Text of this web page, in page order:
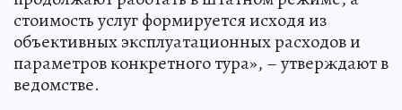
стоимость услуг формируется исходя из
объективных эксплуатационных расходов и
параметров конкретного тура», – утверждают в
ведомстве.